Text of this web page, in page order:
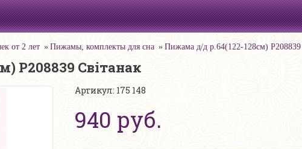
от 2 лет Пижамы, комплекты для сна Пижама д/д р.64(122-128см) Р208839
Р208839 Свiтанак
Артикул: 175 148
940 руб.